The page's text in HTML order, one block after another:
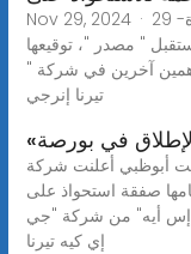
Nov 29, 2024 · سولارابيك- أبوظبي، الإمارات العربية المتحدة- 29
" مصدر "، توقيعها
آخرين في شركة "
تيرنا إنرجي
في بورصة
2024/11/29 01:18 ص بتوقيت أبوظبي أعلنت شركة
صفقة استحواذ على
إس أيه" من شركة "جي
إي كيه تيرنا